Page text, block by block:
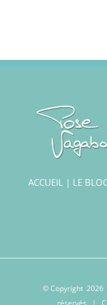
ACCUEIL | LE
© Copyright
réservés |